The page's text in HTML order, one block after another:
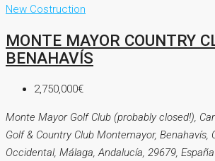
New Costruction
MONTE MAYOR COUNTRY
BENAHAVÍS
2,750,000€
Monte Mayor Golf Club (probably closed!),
Golf & Country Club Montemayor, Benahavís,
Occidental, Málaga, Andalucía, 29679, España